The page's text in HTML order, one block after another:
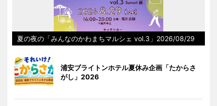
夏の夜の「みんなのかわまちマルシェ vol.3」2026/08/29
浦安ブライトンホテル夏休み企画「たからさ
がし」2026